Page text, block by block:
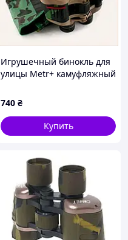
Игрушечный бинокль для
улицы Metr+ камуфляжный
740 ₴
Купить